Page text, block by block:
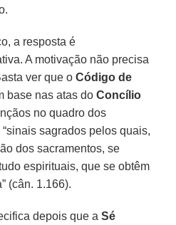
a resposta é
A motivação não precisa
ver que oCódigo de
base nas atas doConcílio
no quadro dos
“sinais sagrados pelos quais,
dos sacramentos, se
espirituais, que se obtêm
(cân. 1.166).
depois que aSé